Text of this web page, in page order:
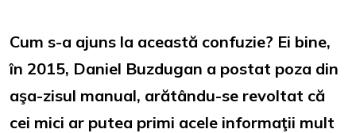
Cum s-a ajuns la această confuzie? Ei bine,
în 2015, Daniel Buzdugan a postat poza din
aşa-zisul manual, arătându-se revoltat că
cei mici ar putea primi acele informaţii mult